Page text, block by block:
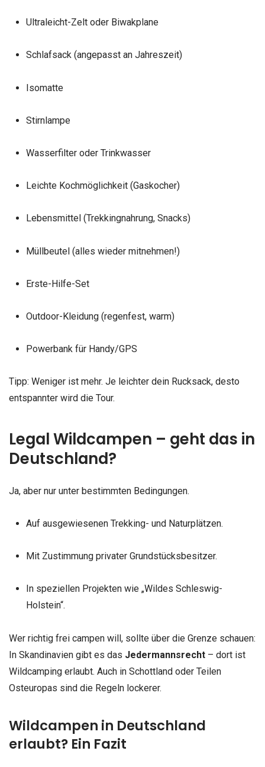
Ultraleicht-Zelt oder Biwakplane
Schlafsack (angepasst an Jahreszeit)
Isomatte
Stirnlampe
Wasserfilter oder Trinkwasser
Leichte Kochmöglichkeit (Gaskocher)
Lebensmittel (Trekkingnahrung, Snacks)
Müllbeutel (alles wieder mitnehmen!)
Erste-Hilfe-Set
Outdoor-Kleidung (regenfest, warm)
Powerbank für Handy/GPS
Tipp: Weniger ist mehr. Je leichter dein Rucksack, desto
entspannter wird die Tour.
Legal Wildcampen – geht das in
Deutschland?
Ja, aber nur unter bestimmten Bedingungen.
Auf ausgewiesenen Trekking- und Naturplätzen.
Mit Zustimmung privater Grundstücksbesitzer.
In speziellen Projekten wie „Wildes Schleswig-
Holstein“.
Wer richtig frei campen will, sollte über die Grenze schauen:
In Skandinavien gibt es das Jedermannsrecht – dort ist
Wildcamping erlaubt. Auch in Schottland oder Teilen
Osteuropas sind die Regeln lockerer.
Wildcampen in Deutschland
erlaubt? Ein Fazit